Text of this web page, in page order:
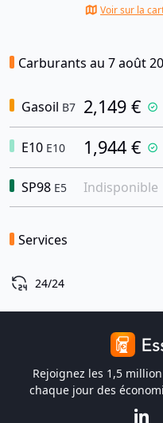
Voir sur la
Carburants au 7 août
Gasoil B7 2,149 €
E10 E10 1,944 €
SP98 E5 Indisponible
Services
24/24
Rejoignez les 1,5
chaque jour des